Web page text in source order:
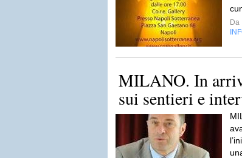
Da
MILANO. In
sui sentieri e